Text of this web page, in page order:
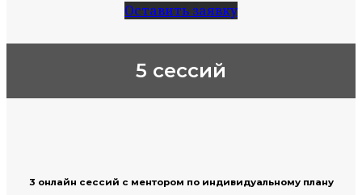
Оставить заявку
5 сессий
3 онлайн сессий с ментором по индивидуальному плану